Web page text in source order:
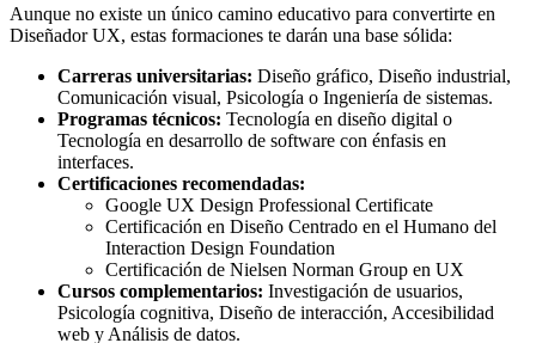
Aunque no existe un único camino educativo para convertirte en
Diseñador UX, estas formaciones te darán una base sólida:
Carreras universitarias: Diseño gráfico, Diseño industrial,
Comunicación visual, Psicología o Ingeniería de sistemas.
Programas técnicos: Tecnología en diseño digital o
Tecnología en desarrollo de software con énfasis en
interfaces.
Certificaciones recomendadas:
Google UX Design Professional Certificate
Certificación en Diseño Centrado en el Humano del
Interaction Design Foundation
Certificación de Nielsen Norman Group en UX
Cursos complementarios: Investigación de usuarios,
Psicología cognitiva, Diseño de interacción, Accesibilidad
web y Análisis de datos.